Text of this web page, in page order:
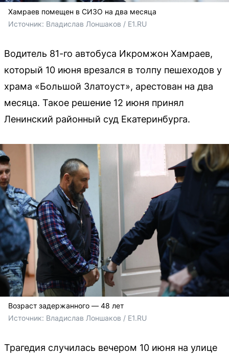
Хамраев помещен в СИЗО на два месяца
Источник: Владислав Лоншаков / E1.RU
Водитель 81-го автобуса Икромжон Хамраев,
который 10 июня врезался в толпу пешеходов у
храма «Большой Златоуст», арестован на два
месяца. Такое решение 12 июня принял
Ленинский районный суд Екатеринбурга.
Возраст задержанного — 48 лет
Источник: Владислав Лоншаков / E1.RU
Трагедия случилась вечером 10 июня на улице